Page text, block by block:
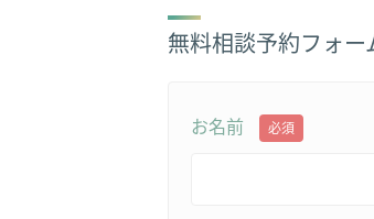
無料相談予約フォー
お名前 必須